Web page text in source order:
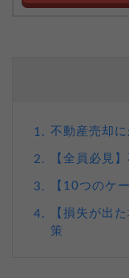
1. 不動産売却
2. 【全員必見
3. 【10つのケ
4.
【損失が出
策